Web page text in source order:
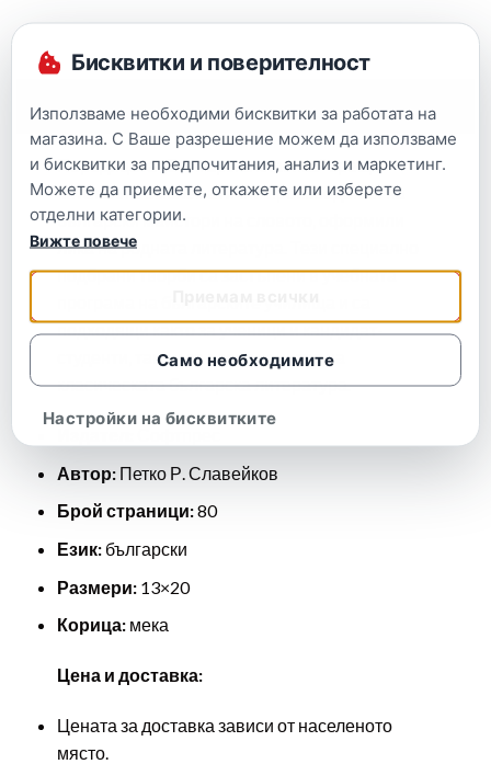
Описание
Поредицата „Българска класика“ среща
читателя с емблематични произведения на
български майстори на словото, оформили
лика на родната литература. Тези специално
подбрани творби са застъпени в учебната
подходящи както за ученици и кандидат-
студенти, така и за всеки ценител на
класическата българска литература.
Автор:Петко Р. Славейков
Брой страници:80
Език:български
Размери: 13×20
Корица: мека
Цена и доставка:
Цената за доставка зависи от населеното
място.
Бисквитки и поверителност
Използваме необходими бисквитки за работата на
магазина. С Ваше разрешение можем да използваме
и бисквитки за предпочитания, анализ и маркетинг.
Можете да приемете, откажете или изберете
отделни категории.
Само необходимите
Настройки на бисквитките
Вижте повече